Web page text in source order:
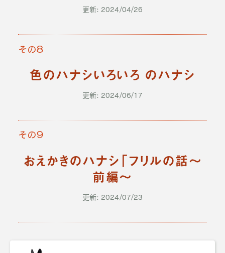
更新: 2024/04/26
その８
色のハナシいろいろ のハナシ
更新: 2024/06/17
その９
おえかきのハナシ「フリルの話～
前編～
更新: 2024/07/23